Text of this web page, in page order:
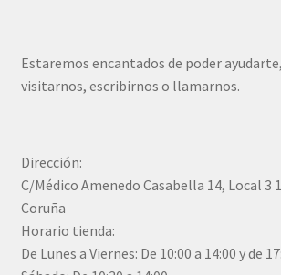
Estaremos encantados de poder
visitarnos, escribirnos o llamarnos.
Dirección:
C/Médico Amenedo Casabella 14, Local 3
Coruña
Horario tienda:
De Lunes a Viernes: De 10:00 a 14:00 y de